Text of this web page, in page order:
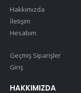
Hakkımızda
İletişim
Hesabım
Geçmiş Siparişler
Giriş
HAKKIMIZDA